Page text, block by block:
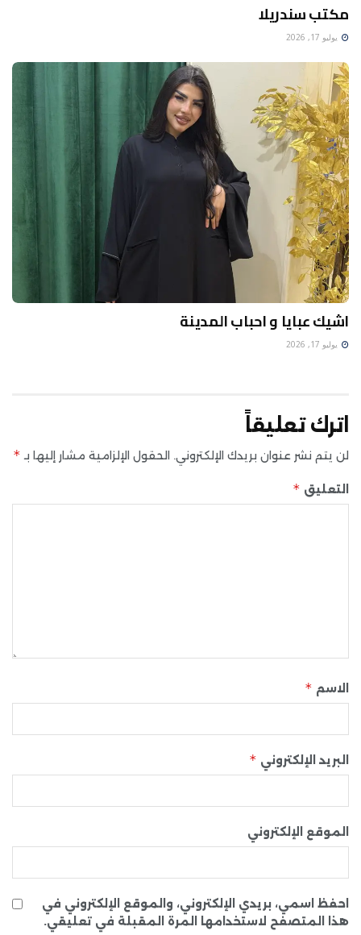
مكتب سندريلا
يوليو 17, 2026
اشيك عبايا و احباب المدينة
يوليو 17, 2026
اترك تعليقاً
لن يتم نشر عنوان بريدك الإلكتروني. الحقول الإلزامية مشار إليها بـ *
التعليق *
الاسم *
البريد الإلكتروني *
الموقع الإلكتروني
احفظ اسمي، بريدي الإلكتروني، والموقع الإلكتروني في
هذا المتصفح لاستخدامها المرة المقبلة في تعليقي.